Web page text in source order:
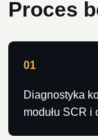
Proces
01
Diagnostyka
modułu SCR i